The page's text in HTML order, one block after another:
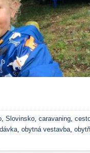
Slovinsko caravaning
obytná vestavba